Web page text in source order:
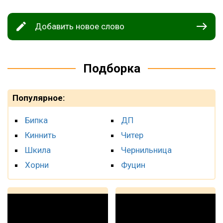
Добавить новое слово
Подборка
Популярное:
Бипка
Киннить
Шкила
Хорни
ДП
Читер
Чернильница
Фуцин